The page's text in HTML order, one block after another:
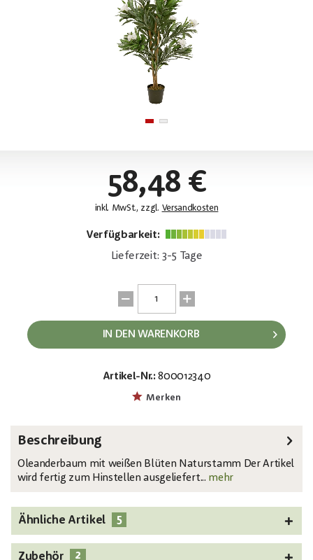
58,48 €
inkl. MwSt., zzgl. Versandkosten
Verfügbarkeit:
Lieferzeit: 3-5 Tage
IN DEN WARENKORB
Artikel-Nr.: 800012340
Merken
Beschreibung
Oleanderbaum mit weißen Blüten Naturstamm Der Artikel
wird fertig zum Hinstellen ausgeliefert... mehr
Ähnliche Artikel 5
Zubehör 2